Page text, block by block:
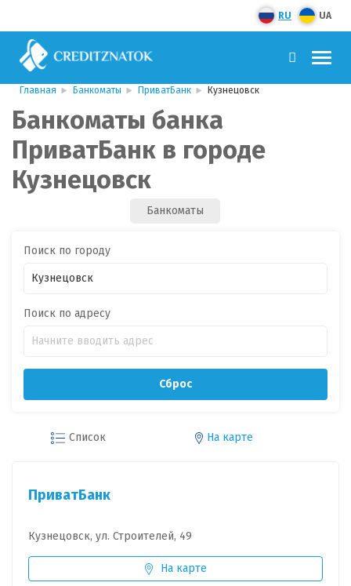
RU UA
Главная Банкоматы ПриватБанк Кузнецовск
Банкоматы банка
ПриватБанк в городе
Кузнецовск
Банкоматы
Поиск по городу
Поиск по адресу
Сброс
Список На карте
ПриватБанк
Кузнецовск, ул. Строителей, 49
На карте